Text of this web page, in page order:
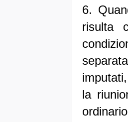
6.
risulta
la